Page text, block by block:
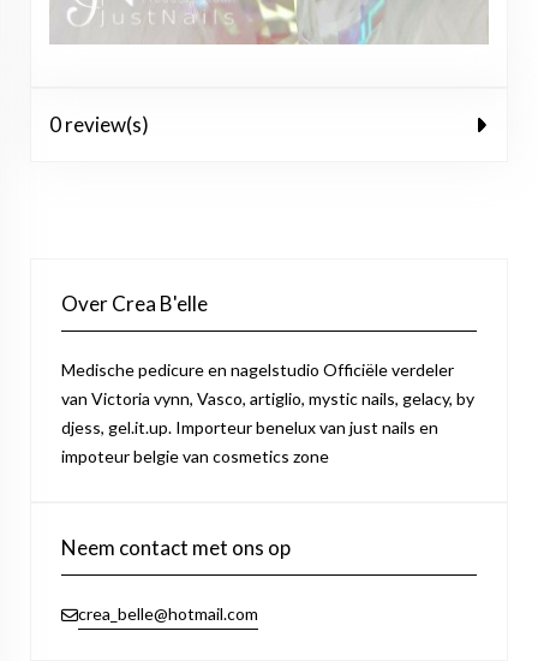
0 review(s)
Over Crea B'elle
Medische pedicure en nagelstudio Officiële verdeler
van Victoria vynn, Vasco, artiglio, mystic nails, gelacy, by
djess, gel.it.up. Importeur benelux van just nails en
impoteur belgie van cosmetics zone
Neem contact met ons op
crea_belle@hotmail.com